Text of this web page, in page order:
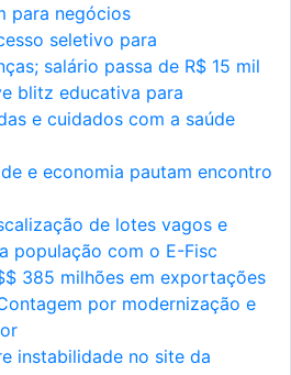
para negócios
seletivo para
salário passa de R$ 15 mil
blitz educativa para
e cuidados com a saúde
e economia pautam encontro
de lotes vagos e
população com o E-Fisc
385 milhões em exportações
por modernização e
instabilidade no site da